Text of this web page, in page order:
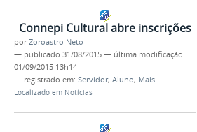
Connepi Cultural abre inscrições
porZoroastro Neto
— publicado 31/08/2015 — última modificação
01/09/2015 13h14
— registrado em: Servidor, Aluno, Mais
Localizado em Notícias